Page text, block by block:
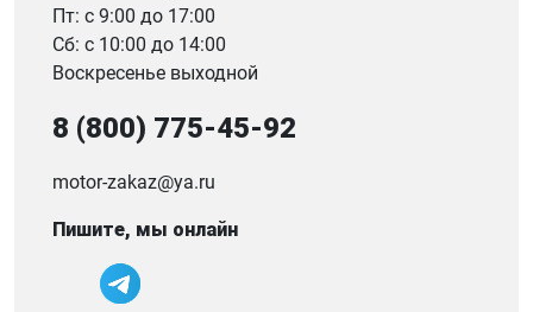
Пт: с 9:00 до 17:00
Сб: с 10:00 до 14:00
Воскресенье выходной
8 (800) 775-45-92
motor-zakaz@ya.ru
Пишите, мы онлайн